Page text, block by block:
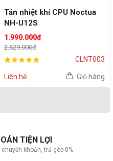
Tản nhiệt khí CPU Noctua
NH-U12S
1.990.000đ
2.629.000đ
CLNT003
Liên hệ Giỏ hàng
TIỆN LỢI
khoản, trả góp 0%